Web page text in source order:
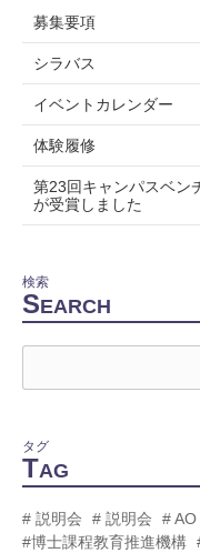
募集要項
シラバス
イベントカレンダー
体験履修
第23回キャンパスベン
が受賞しました
検索
SEARCH
タグ
TAG
# 説明会 # 説明会 # AO
#博士課程教育推進機構